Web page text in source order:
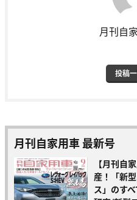
月刊自
投稿
月刊自家用車 最新号
【月刊自
産！「新
ス」のす